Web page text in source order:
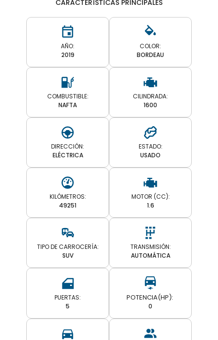
CARACTERÍSTICAS PRINCIPALES
AÑO:
2019
COLOR:
BORDEAU
COMBUSTIBLE:
NAFTA
CILINDRADA:
1600
DIRECCIÓN:
ELÉCTRICA
ESTADO:
USADO
KILÓMETROS:
49251
MOTOR (CC):
1.6
TIPO DE CARROCERÍA:
SUV
TRANSMISIÓN:
AUTOMÁTICA
PUERTAS:
5
0